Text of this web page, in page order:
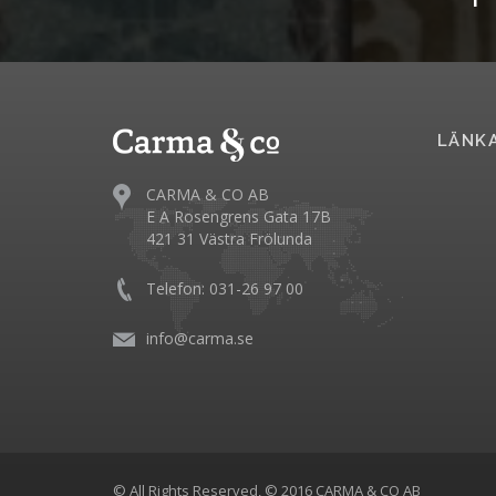
CARMA & CO AB
E A Rosengrens Gata 17B
421 31 Västra Frölunda
Telefon: 031-26 97 00
info@carma.se
© All Rights Reserved, © 2016 CARMA & CO AB